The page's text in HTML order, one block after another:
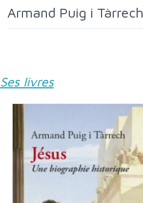
Armand Puig i Tàrrech
Ses livres